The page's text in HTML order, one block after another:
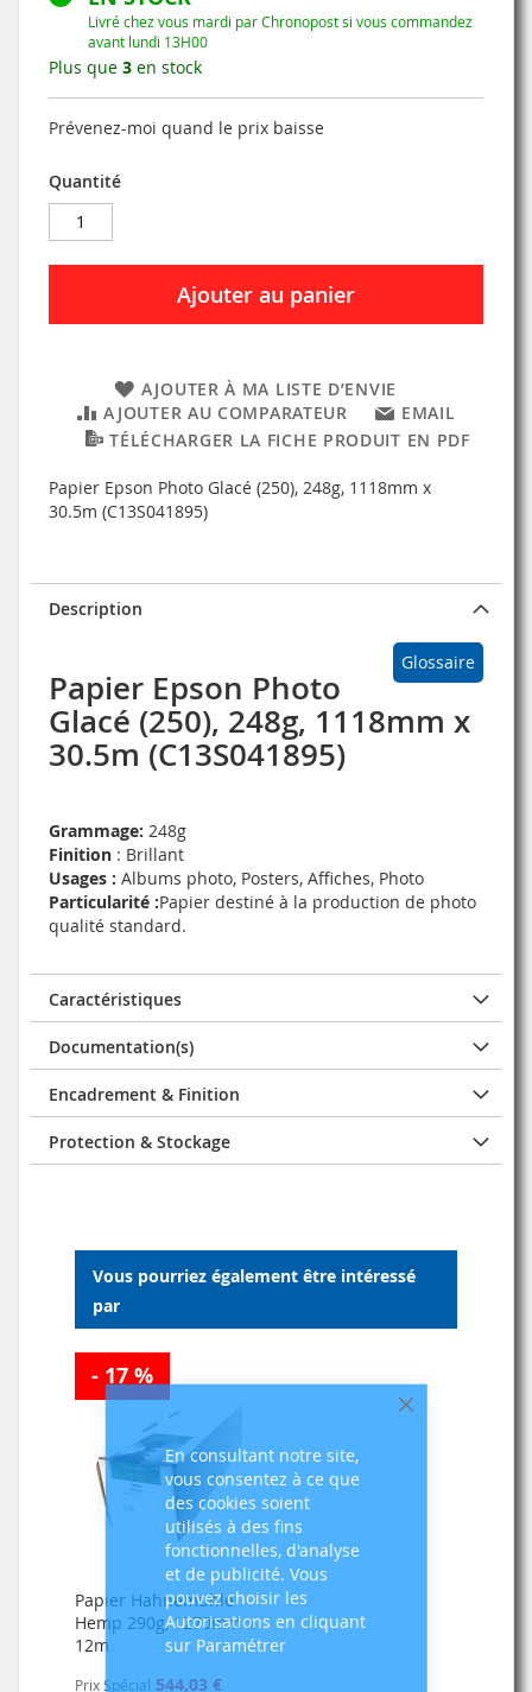
Fermer
En consultant notre site,
vous consentez à ce que
des cookies soient
utilisés à des fins
fonctionnelles, d'analyse
et de publicité. Vous
pouvez choisir les
Autorisations en cliquant
sur Paramétrer
Livré chez vous mardi par Chronopost si vous commandez
avant lundi 13H00
Plus que 3 en stock
Prévenez-moi quand le prix baisse
Quantité
Ajouter au panier
AJOUTER À MA LISTE D’ENVIE
AJOUTER AU COMPARATEUR
EMAIL
TÉLÉCHARGER LA FICHE PRODUIT EN PDF
Papier Epson Photo Glacé (250), 248g, 1118mm x
30.5m (C13S041895)
Description
Glossaire
Papier Epson Photo
Glacé (250), 248g, 1118mm x
30.5m (C13S041895)
Grammage: 248g
Finition : Brillant
Usages : Albums photo, Posters, Affiches, Photo
Particularité :Papier destiné à la production de photo
qualité standard.
Caractéristiques
Documentation(s)
Encadrement & Finition
Protection & Stockage
Vous pourriez également être intéressé
par
- 17 %
Papier Hahnemühle
Hemp 290g, 1270mm x
12m
Prix Spécial 544,03 €